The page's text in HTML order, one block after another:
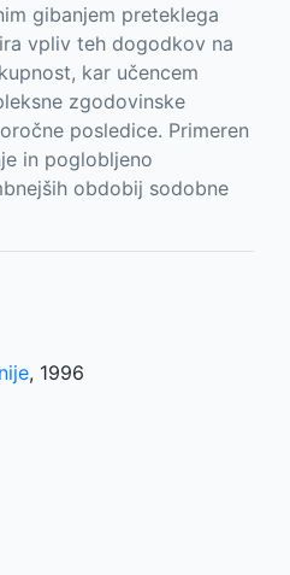
gibanjem preteklega
vpliv teh dogodkov na
kar učencem
zgodovinske
posledice. Primeren
in poglobljeno
obdobij sodobne
, 1996